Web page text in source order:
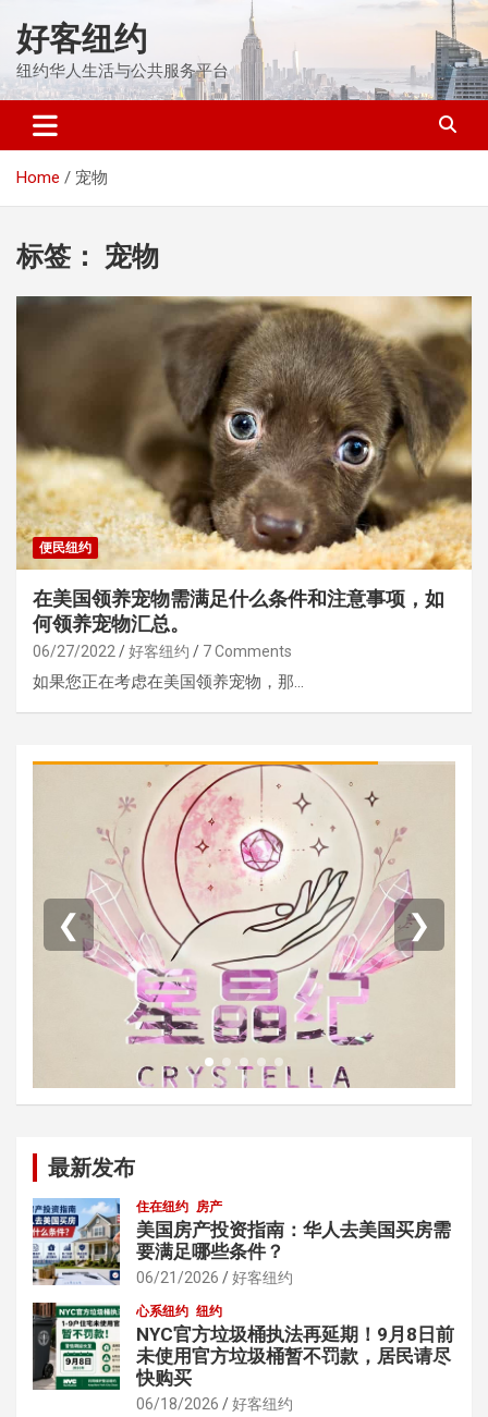
content
好客纽约
纽约华人生活与公共服务平台
Home 宠物
标签： 宠物
便民纽约
在美国领养宠物需满足什么条件和注意事项，如
何领养宠物汇总。
06/27/2022 好客纽约 7 Comments
如果您正在考虑在美国领养宠物，那…
❮ ❯
最新发布
住在纽约 房产
美国房产投资指南：华人去美国买房需
要满足哪些条件？
06/21/2026 好客纽约
心系纽约 纽约
NYC官方垃圾桶执法再延期！9月8日前
未使用官方垃圾桶暂不罚款，居民请尽
快购买
06/18/2026 好客纽约